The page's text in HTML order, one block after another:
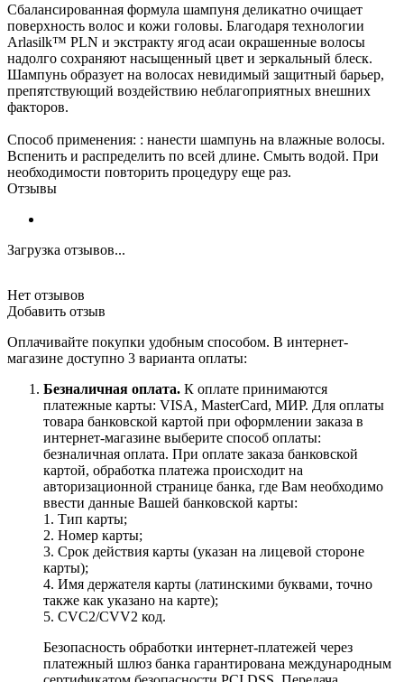
Сбалансированная формула шампуня деликатно очищает
поверхность волос и кожи головы. Благодаря технологии
Arlasilk™ PLN и экстракту ягод асаи окрашенные волосы
надолго сохраняют насыщенный цвет и зеркальный блеск.
Шампунь образует на волосах невидимый защитный барьер,
препятствующий воздействию неблагоприятных внешних
факторов.
Способ применения: : нанести шампунь на влажные волосы.
Вспенить и распределить по всей длине. Смыть водой. При
необходимости повторить процедуру еще раз.
Отзывы
Загрузка отзывов...
Нет отзывов
Добавить отзыв
Оплачивайте покупки удобным способом. В интернет-
магазине доступно 3 варианта оплаты:
Безналичная оплата. К оплате принимаются
платежные карты: VISA, MasterCard, МИР. Для оплаты
товара банковской картой при оформлении заказа в
интернет-магазине выберите способ оплаты:
безналичная оплата. При оплате заказа банковской
картой, обработка платежа происходит на
авторизационной странице банка, где Вам необходимо
ввести данные Вашей банковской карты:
1. Тип карты;
2. Номер карты;
3. Срок действия карты (указан на лицевой стороне
карты);
4. Имя держателя карты (латинскими буквами, точно
также как указано на карте);
5. CVC2/CVV2 код.
Безопасность обработки интернет-платежей через
платежный шлюз банка гарантирована международным